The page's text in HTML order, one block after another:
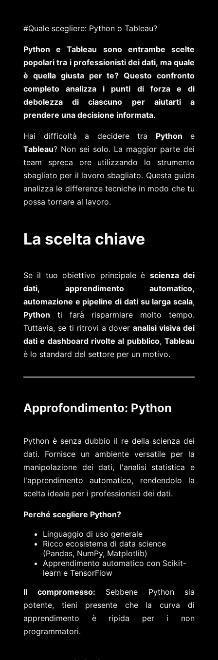
#Quale scegliere: Python o Tableau?
Python e Tableau sono entrambe scelte
popolari tra i professionisti dei dati, ma quale
è quella giusta per te? Questo confronto
completo analizza i punti di forza e di
debolezza di ciascuno per aiutarti a
prendere una decisione informata.
Hai difficoltà a decidere tra Python e
Tableau? Non sei solo. La maggior parte dei
team spreca ore utilizzando lo strumento
sbagliato per il lavoro sbagliato. Questa guida
analizza le differenze tecniche in modo che tu
possa tornare al lavoro.
La scelta chiave
Se il tuo obiettivo principale è scienza dei
dati, apprendimento automatico,
automazione e pipeline di dati su larga scala,
Python ti farà risparmiare molto tempo.
Tuttavia, se ti ritrovi a doveranalisi visiva dei
dati e dashboard rivolte al pubblico,Tableau
è lo standard del settore per un motivo.
Approfondimento: Python
Python è senza dubbio il re della scienza dei
dati. Fornisce un ambiente versatile per la
manipolazione dei dati, l'analisi statistica e
l'apprendimento automatico, rendendolo la
scelta ideale per i professionisti dei dati.
Perché scegliere Python?
Linguaggio di uso generale
Ricco ecosistema di data science
(Pandas, NumPy, Matplotlib)
Apprendimento automatico con Scikit-
learn e TensorFlow
Il compromesso: Sebbene Python sia
potente, tieni presente che la curva di
apprendimento è ripida per i non
programmatori.